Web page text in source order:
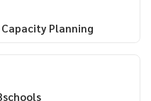
Planning